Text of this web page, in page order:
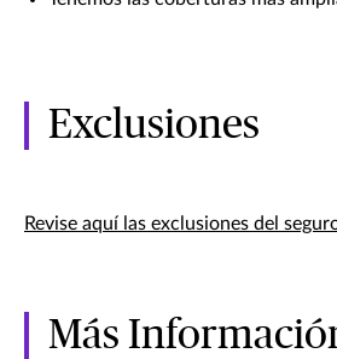
Exclusiones
Revise aquí las exclusiones del
Más